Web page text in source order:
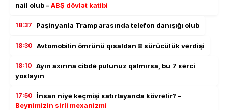
nail olub –ABŞ dövlət katibi
18:37 Paşinyanla Tramp arasında telefon danışığı olub
18:30 Avtomobilin ömrünü qısaldan 8 sürücülük vərdişi
18:10 Ayın axırına cibdə pulunuz qalmırsa, bu 7 xərci
yoxlayın
17:50 İnsan niyə keçmişi xatırlayanda kövrəlir? –
Beynimizin sirli mexanizmi